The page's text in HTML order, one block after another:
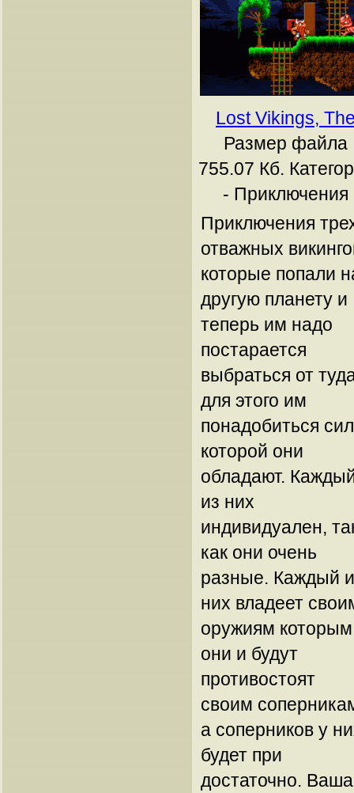
Lost Vikings,
Размер файла
755.07 Кб.
- Приключения
Приключения
отважных
которые попали
другую планету и
теперь им надо
постарается
выбраться от
для этого им
понадобиться
которой они
обладают.
из них
индивидуален,
как они очень
разные. Каждый
них владеет
оружиям которым
они и будут
противостоят
своим
а соперников у
будет при
достаточно. Ваша